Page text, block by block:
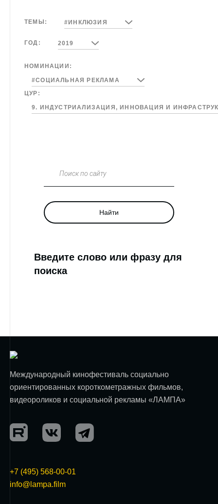
ТЕМЫ: #ИНКЛЮЗИЯ
ГОД: 2019
НОМИНАЦИИ:
#СОЦИАЛЬНАЯ РЕКЛАМА
ЦУР:
9. ИНДУСТРИАЛИЗАЦИЯ, ИННОВАЦИЯ И
Поиск по сайту
Найти
Введите слово или фразу для
поиска
Международный кинофестиваль социально
ориентированных короткометражных фильмов,
видеороликов и социальной рекламы «ЛАМПА»
+7 (495) 568-00-01
info@lampa.film